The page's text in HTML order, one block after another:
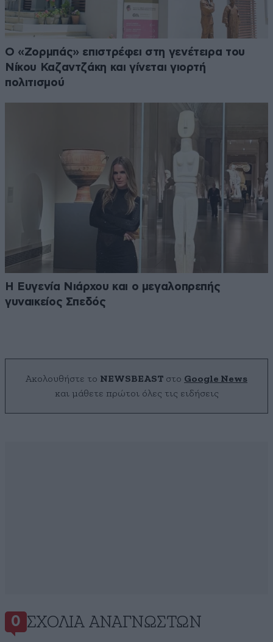
Ο «Ζορμπάς» επιστρέφει στη γενέτειρα του
Νίκου Καζαντζάκη και γίνεται γιορτή
πολιτισμού
Η Ευγενία Νιάρχου και ο μεγαλοπρεπής
γυναικείος Σπεδός
Ακολουθήστε το NEWSBEAST στο Google News
και μάθετε πρώτοι όλες τις ειδήσεις
0 ΣΧΌΛΙΑ ΑΝΑΓΝΩΣΤΏΝ